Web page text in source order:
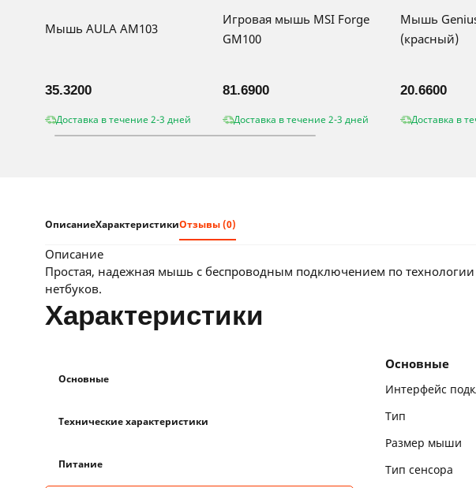
Мышь AULA AM103
35.3200
Доставка в течение 2-3 дней
Игровая мышь MSI Forge
GM100
81.6900
Доставка в течение 2-3 дней
Мышь
(красный)
20.6600
Доставка в
ОписаниеХарактеристикиОтзывы (0)
описание
Простая, надежная мышь с беспроводным подключением по
нетбуков.
характеристики
Основные
Технические характеристики
Питание
Основные
Интерфейс
Тип
Размер мыши
Тип сенсора